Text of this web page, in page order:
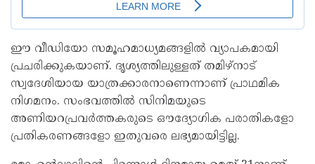
ഈ വീഡിയോ സമൂഹമാധ്യമങ്ങളിൽ വ്യാപകമായി
പ്രചരിക്കുകയാണ്. ദൃശ്യത്തിലുള്ളത് തമിഴ്നാട്
സ്വദേശിയായ യാത്രക്കാരനാണെന്നാണ് പ്രാഥമിക
നിഗമനം. സംഭവത്തിൽ സിനിമയുടെ
അണിയറപ്രവർത്തകരുടെ ഔദ്യോഗിക പരാതികളോ
പ്രതികരണങ്ങളോ ഇതുവരെ ലഭ്യമായിട്ടില്ല.